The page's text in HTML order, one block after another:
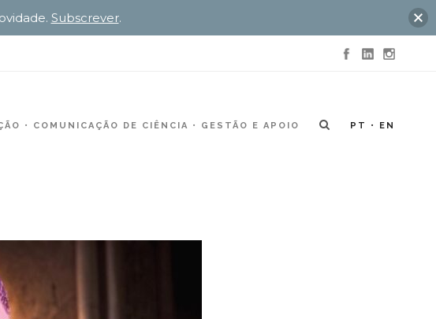
COMUNICAÇÃO DE CIÊNCIA GESTÃO E APOIO PT EN
Subscrever.